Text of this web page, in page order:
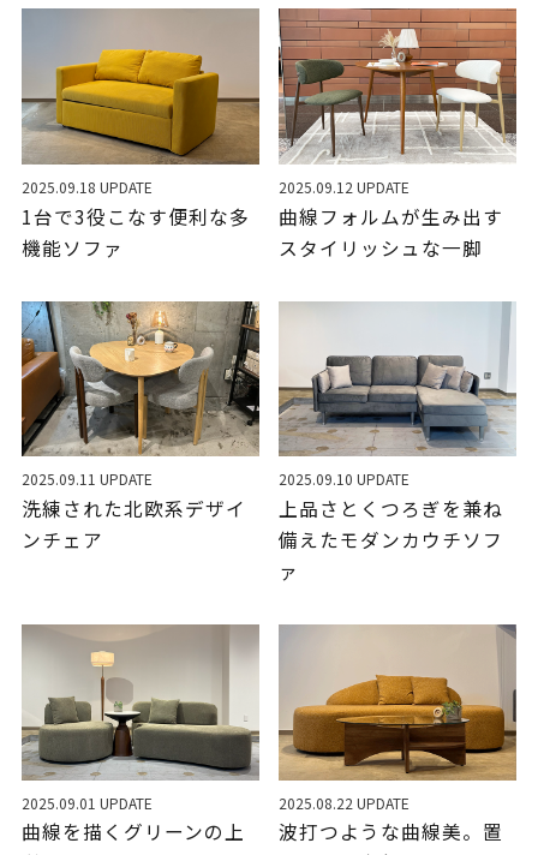
2025.09.18 UPDATE
1台で3役こなす便利な多
機能ソファ
2025.09.12 UPDATE
曲線フォルムが生み出す
スタイリッシュな一脚
2025.09.11 UPDATE
洗練された北欧系デザイ
ンチェア
2025.09.10 UPDATE
上品さとくつろぎを兼ね
備えたモダンカウチソフ
ァ
2025.09.01 UPDATE
曲線を描くグリーンの上
2025.08.22 UPDATE
波打つような曲線美。置